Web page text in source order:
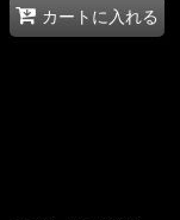
カートに入れる